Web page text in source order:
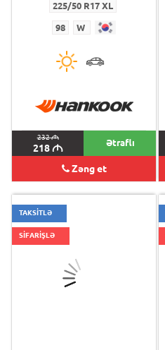
225/50 R17 XL
98 W
232M
218M Ətraflı
Zəng et
TAKSİTLƏ
SİFARİŞLƏ